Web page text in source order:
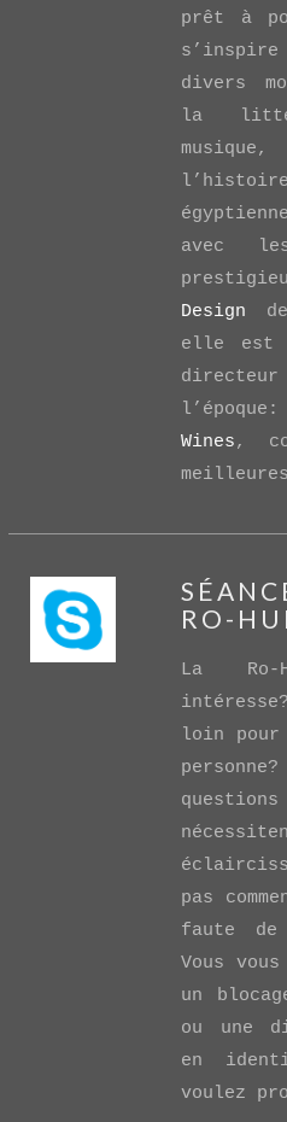
prêt à
divers
la
avec
Design
elle est
Wines,
RO-
La Ro-
loin pour
pas
faute de
Vous
un
ou une
en
voulez